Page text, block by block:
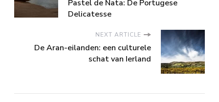
Pastel de Nata: De Portugese
Delicatesse
NEXT ARTICLE
De Aran-eilanden: een culturele
schat van Ierland